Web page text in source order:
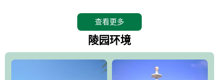
地。在总体设计上完全以中国传统文化作为前渠，由三条山脊环绕
而成，宛如一把太师椅，呈坐南朝北向，左青龙，右白虎，前朱
环绕挡住了外界的风吹，流动的生气遇到官厅的水又止住了，正好
符合山环水抱，藏风纳气的要求。中华永久陵园风景庄重典雅、气
查看更多
陵园环境